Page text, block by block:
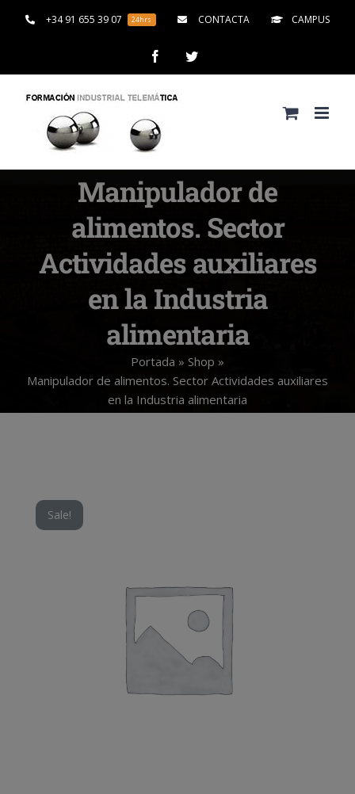
+34 91 655 39 07 24hrs CONTACTA CAMPUS
FacebookTwitter
Manipulador de
alimentos. Sector
Actividades auxiliares
en la Industria
alimentaria
Portada » Shop »
Manipulador de alimentos. Sector Actividades auxiliares
en la Industria alimentaria
Sale!